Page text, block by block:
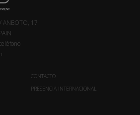
ANBOTO, 17
CONTACTO
PRESENCIA INTERNACIONAL